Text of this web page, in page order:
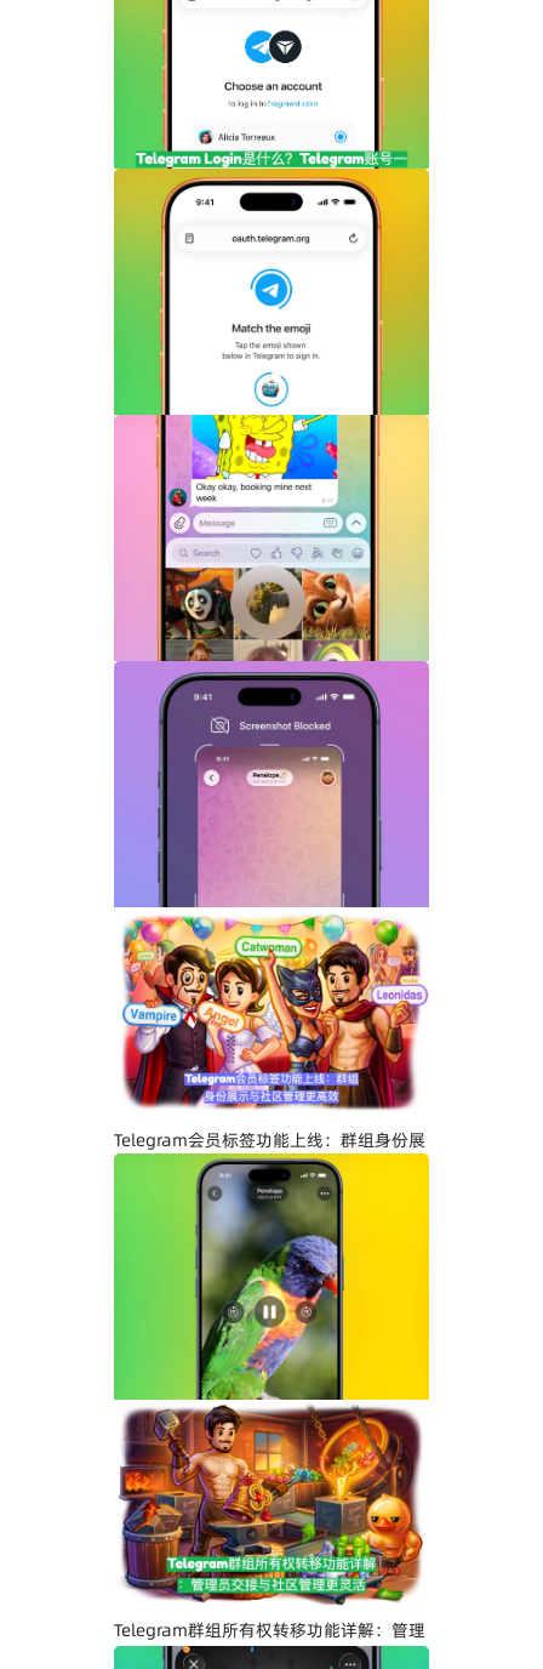
频内容完整指南
Telegram Login是什么？Telegram账号
一键登录功能全面解析
Telegram机器人流式响应功能详解：AI回
复实时生成体验升级
Telegram GIF标题功能上线：动态图也能
添加文字说明与表情内容
Telegram关闭私聊分享功能详解：增强聊
天隐私与内容保护
Telegram会员标签功能上线：群组身份展
示与社区管理更高效
Telegram界面全面升级：安卓版全新设
计、iOS Liquid Glass优化与操作体验提
升
Telegram群组所有权转移功能详解：管理
员交接与社区管理更灵活